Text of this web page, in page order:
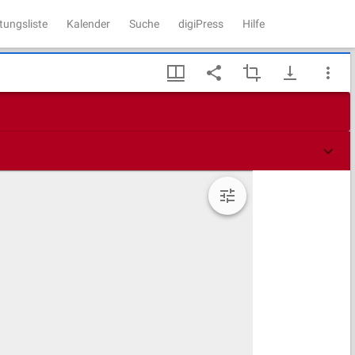
Kalender Suche digiPress Hilfe